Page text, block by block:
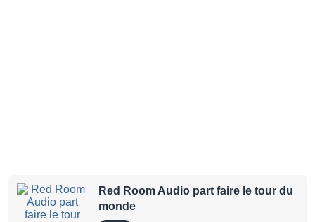
Red Room Audio part faire le tour du
monde